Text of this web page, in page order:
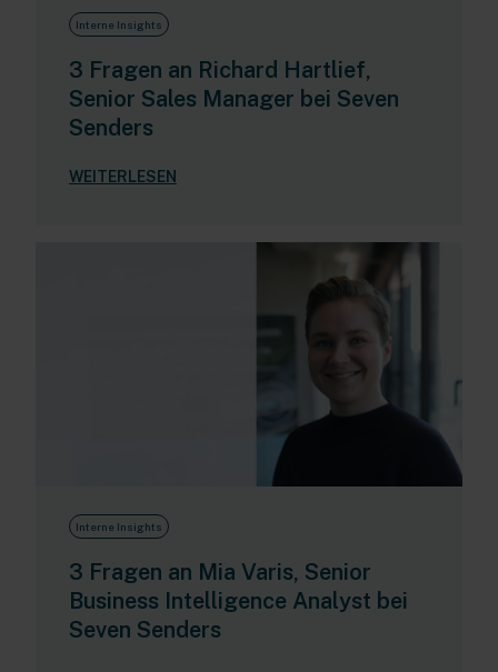
Interne Insights
3 Fragen an Richard Hartlief,
Senior Sales Manager bei Seven
Senders
WEITERLESEN
Interne Insights
3 Fragen an Mia Varis, Senior
Business Intelligence Analyst bei
Seven Senders